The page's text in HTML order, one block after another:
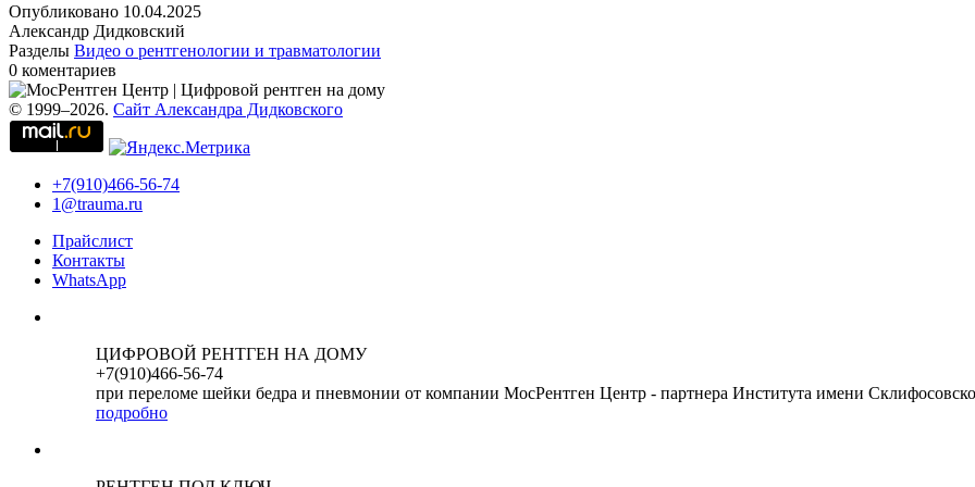
Опубликовано 10.04.2025
Александр Дидковский
Разделы Видео о рентгенологии и травматологии
0 коментариев
© 1999–2026. Сайт Александра Дидковского
+7(910)466-56-74
1@trauma.ru
Прайслист
Контакты
WhatsApp
ЦИФРОВОЙ РЕНТГЕН НА ДОМУ
+7(910)466-56-74
при переломе шейки бедра и пневмонии от компании МосРентген Центр - партнера Института имени
подробно